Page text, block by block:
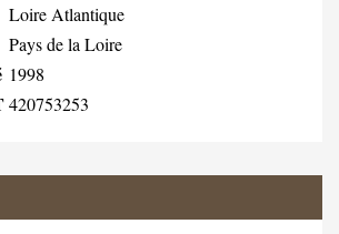
Loire Atlantique
Pays de la Loire
1998
420753253